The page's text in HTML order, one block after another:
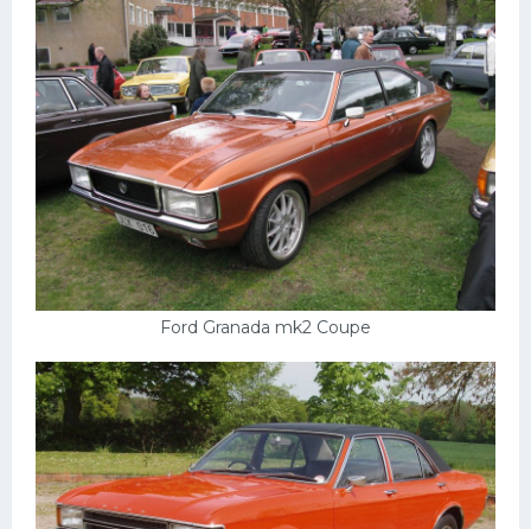
Ford Granada mk2 Coupe